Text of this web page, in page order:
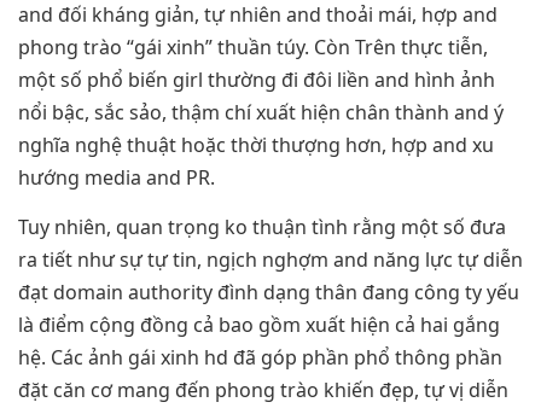
and đối kháng giản, tự nhiên and thoải mái, hợp and
phong trào “gái xinh” thuần túy. Còn Trên thực tiễn,
một số phổ biến girl thường đi đôi liền and hình ảnh
nổi bậc, sắc sảo, thậm chí xuất hiện chân thành and ý
nghĩa nghệ thuật hoặc thời thượng hơn, hợp and xu
hướng media and PR.
Tuy nhiên, quan trọng ko thuận tình rằng một số đưa
ra tiết như sự tự tin, ngịch nghợm and năng lực tự diễn
đạt domain authority đình dạng thân đang công ty yếu
là điểm cộng đồng cả bao gồm xuất hiện cả hai gắng
hệ. Các ảnh gái xinh hd đã góp phần phổ thông phần
đặt căn cơ mang đến phong trào khiến đẹp, tự vị diễn